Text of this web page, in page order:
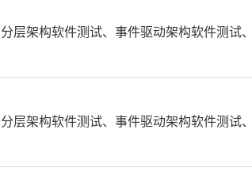
分层架构软件测试、事件驱动架构软件测试
分层架构软件测试、事件驱动架构软件测试